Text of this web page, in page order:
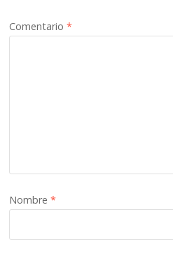
Comentario*
Nombre*